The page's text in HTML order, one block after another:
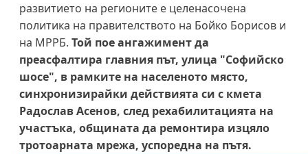
развитието на регионите е целенасочена
политика на правителството на Бойко Борисов и
на МРРБ. Той пое ангажимент да
преасфалтира главния път, улица "Софийско
шосе", в рамките на населеното място,
синхронизирайки действията си с кмета
Радослав Асенов, след рехабилитацията на
участъка, общината да ремонтира изцяло
тротоарната мрежа, успоредна на пътя.